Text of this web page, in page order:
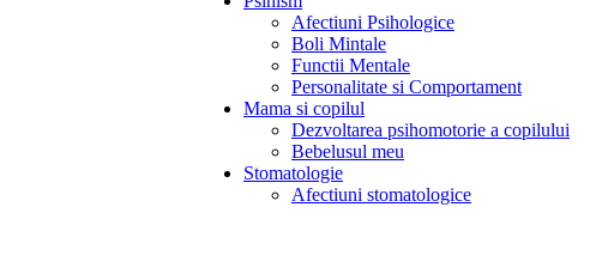
Afectiuni Psihologice
Boli Mintale
Functii Mentale
Personalitate si Comportament
Mama si copilul
Dezvoltarea psihomotorie a copilului
Bebelusul meu
Stomatologie
Afectiuni stomatologice